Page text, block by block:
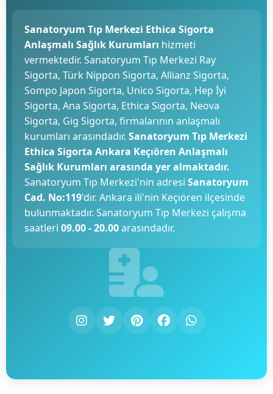
Sanatoryum Tıp Merkezi Ethica Sigorta
Anlaşmalı Sağlık Kurumları hizmeti
vermektedir. Sanatoryum Tıp Merkezi Ray
Sigorta, Türk Nippon Sigorta, Allianz Sigorta,
Sompo Japon Sigorta, Unico Sigorta, Hep İyi
Sigorta, Ana Sigorta, Ethica Sigorta, Neova
Sigorta, Gig Sigorta, firmalarının anlaşmalı
kurumları arasındadır. Sanatoryum Tıp Merkezi
Ethica Sigorta Ankara Keçıören Anlaşmalı
Sağlık Kurumları arasında yer almaktadır.
Sanatoryum Tıp Merkezi'nin adresi Sanatoryum
Cad. No:119'dır. Ankara ili'nin Keçıören ilçesinde
bulunmaktadır. Sanatoryum Tıp Merkezi çalışma
saatleri 09.00 - 20.00arasındadır.